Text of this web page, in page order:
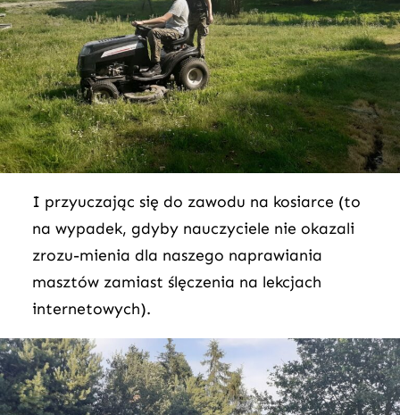
I przyuczając się do zawodu na kosiarce (to
na wypadek, gdyby nauczyciele nie okazali
zrozu-mienia dla naszego naprawiania
masztów zamiast ślęczenia na lekcjach
internetowych).